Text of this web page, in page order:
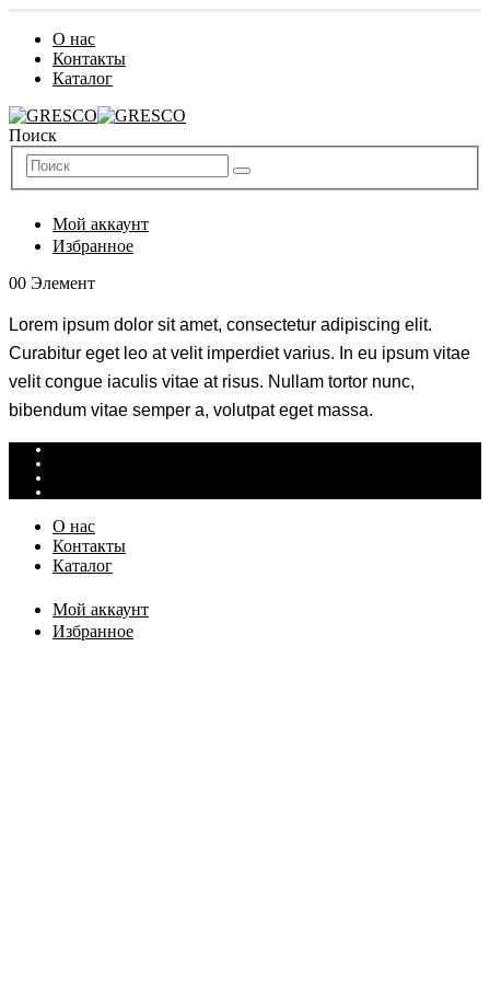
О нас
Контакты
Каталог
Поиск
Мой аккаунт
Избранное
00 Элемент
Lorem ipsum dolor sit amet, consectetur adipiscing elit.
Curabitur eget leo at velit imperdiet varius. In eu ipsum vitae
velit congue iaculis vitae at risus. Nullam tortor nunc,
bibendum vitae semper a, volutpat eget massa.
Оплата
О нас
Контакты
Каталог
Мой аккаунт
Избранное